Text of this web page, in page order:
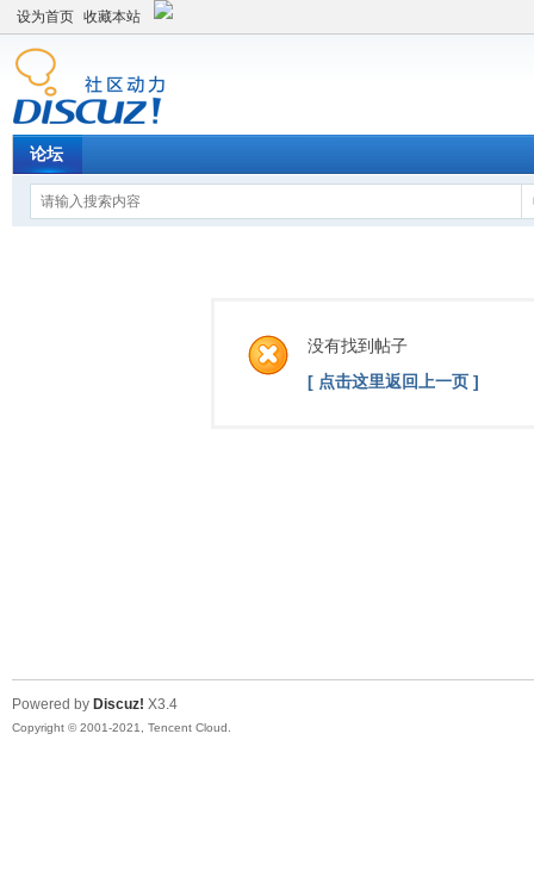
设为首页 收藏本站
论坛
没有找到帖子
[ 点击这里返回上一页 ]
Powered by Discuz! X3.4
Copyright © 2001-2021, Tencent Cloud.